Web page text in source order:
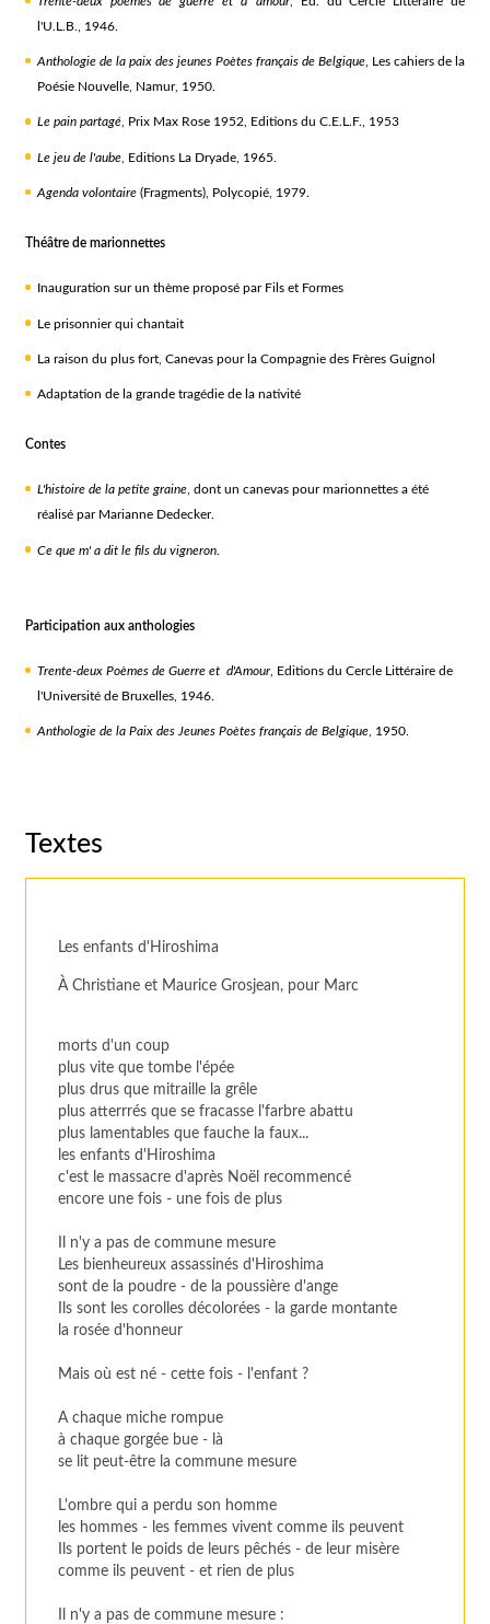
l'U.L.B., 1946.
Anthologie de la paix des jeunes Poètes français de Belgique, Les cahiers de la
Poésie Nouvelle, Namur, 1950.
Le pain partagé, Prix Max Rose 1952, Editions du C.E.L.F., 1953
Le jeu de l'aube, Editions La Dryade, 1965.
Agenda volontaire (Fragments), Polycopié, 1979.
Théâtre de marionnettes
Inauguration sur un thème proposé par Fils et Formes
Le prisonnier qui chantait
La raison du plus fort, Canevas pour la Compagnie des Frères Guignol
Adaptation de la grande tragédie de la nativité
Contes
L'histoire de la petite graine, dont un canevas pour marionnettes a été
réalisé par Marianne Dedecker.
Ce que m' a dit le fils du vigneron.
Participation aux anthologies
Trente-deux Poèmes de Guerre et d'Amour, Editions du Cercle Littéraire de
l'Université de Bruxelles, 1946.
Anthologie de la Paix des Jeunes Poètes français de Belgique, 1950.
Textes
Les enfants d'Hiroshima
À Christiane et Maurice Grosjean, pour Marc
morts d'un coup
plus vite que tombe l'épée
plus drus que mitraille la grêle
plus atterrrés que se fracasse l'farbre abattu
plus lamentables que fauche la faux...
les enfants d'Hiroshima
c'est le massacre d'après Noël recommencé
encore une fois - une fois de plus
Il n'y a pas de commune mesure
Les bienheureux assassinés d'Hiroshima
sont de la poudre - de la poussière d'ange
Ils sont les corolles décolorées - la garde montante
la rosée d'honneur
Mais où est né - cette fois - l'enfant ?
A chaque miche rompue
à chaque gorgée bue - là
se lit peut-être la commune mesure
L'ombre qui a perdu son homme
les hommes - les femmes vivent comme ils peuvent
Ils portent le poids de leurs pêchés - de leur misère
comme ils peuvent - et rien de plus
Il n'y a pas de commune mesure :